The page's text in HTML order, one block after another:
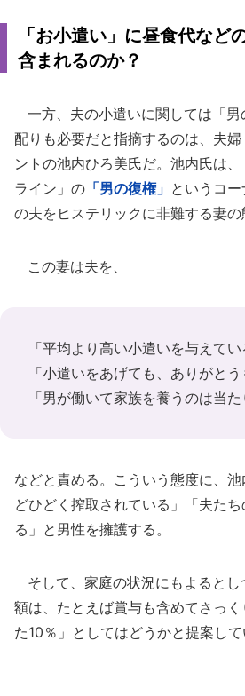
「お小遣い」に昼食代など
含まれるのか？
一方、夫の小遣いに関しては「
配りも必要だと指摘するのは、夫
ントの池内ひろ美氏だ。池内氏は
ライン」の 「男の復権」 というコ
の夫をヒステリックに非難する妻の
この妻は夫を、
「平均より高い小遣いを与えて
「小遣いをあげても、ありがとう
「男が働いて家族を養うのは当た
などと責める。こういう態度に、
どひどく搾取されている」「夫た
る」と男性を擁護する。
そして、家庭の状況にもよると
額は、たとえば賞与も含めてさっ
た10％」としてはどうかと提案して